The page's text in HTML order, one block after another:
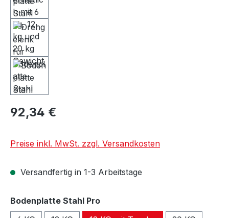
92,34 €
Preise inkl. MwSt. zzgl. Versandkosten
Versandfertig in 1-3 Arbeitstage
Bodenplatte Stahl Proauswählen